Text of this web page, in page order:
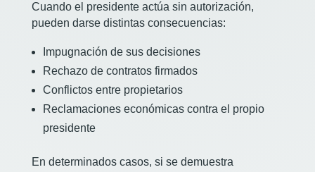
Cuando el presidente actúa sin autorización,
pueden darse distintas consecuencias:
Impugnación de sus decisiones
Rechazo de contratos firmados
Conflictos entre propietarios
Reclamaciones económicas contra el propio
presidente
En determinados casos, si se demuestra